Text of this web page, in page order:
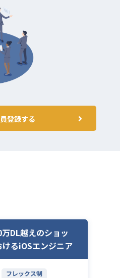
登録する
DL越えのショッ
るiOSエンジニア
フレックス制